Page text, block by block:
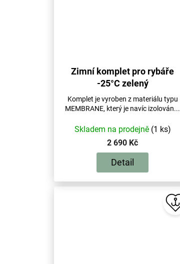
Zimní komplet pro rybáře
-25°C zelený
Skladem na prodejně (1 ks)
2 690 Kč
Detail
Komplet je vyroben z materiálu typu
MEMBRANE, který je navíc izolován...